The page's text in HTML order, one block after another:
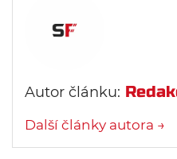
Autor článku:
Další články autora →